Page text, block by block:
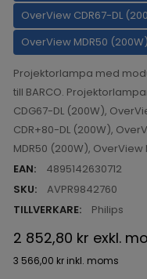
OverView CDR67-DL
OverView MDR50 (200W)
Projektorlampa med
till BARCO.
CDG67-DL (200W),
CDR+80-DL (200W),
MDR50 (200W),
EAN:
4895142630712
SKU:
AVPR9842760
TILLVERKARE:
Philips
2 852,80 kr exkl.
3 566,00 kr inkl. moms